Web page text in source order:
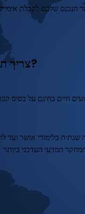
הנכנס שלכם לקבלת
צריך תזכורת?